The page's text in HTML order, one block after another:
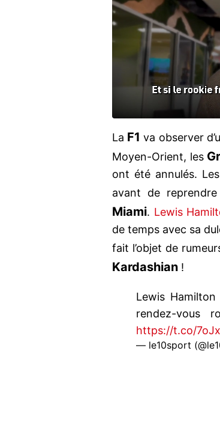
La F1 va observer
Moyen-Orient, les
ont été annulés.
avant de
Miami. Lewis
de temps avec sa
fait l’objet de
Kardashian !
Lewis
rendez-vous
https://t.co/
— le10sport